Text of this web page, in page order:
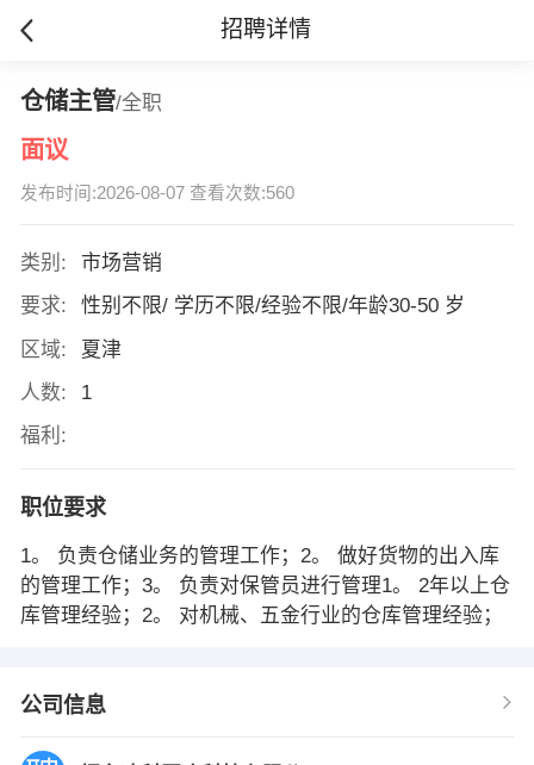
招聘详情
仓储主管/全职
面议
发布时间:2026-08-07 查看次数:560
类别:
市场营销
要求:
性别不限/ 学历不限/经验不限/年龄30-50 岁
区域:
夏津
人数:
1
福利:
职位要求
1。 负责仓储业务的管理工作；2。 做好货物的出入库
的管理工作；3。 负责对保管员进行管理1。 2年以上仓
库管理经验；2。 对机械、五金行业的仓库管理经验；
公司信息